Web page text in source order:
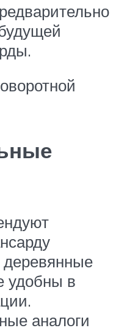
удобны в
аналоги